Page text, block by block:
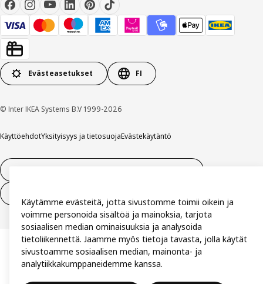
Evästeasetukset FI
© Inter IKEA Systems B.V 1999-2026
KäyttöehdotYksityisyys ja tietosuojaEvästekäytäntö
Käytämme evästeitä, jotta sivustomme toimii oikein ja
voimme personoida sisältöä ja mainoksia, tarjota
sosiaalisen median ominaisuuksia ja analysoida
tietoliikennettä. Jaamme myös tietoja tavasta, jolla käytät
sivustoamme sosiaalisen median, mainonta- ja
analytiikkakumppaneidemme kanssa.